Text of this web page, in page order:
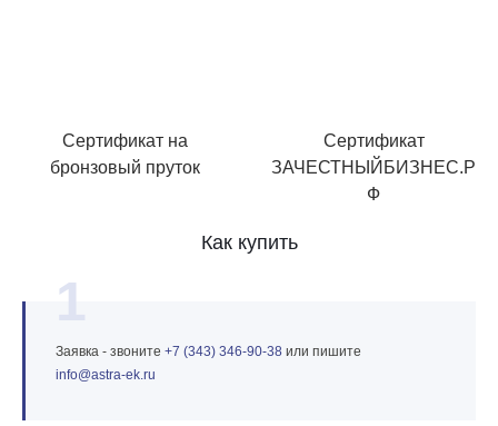
Сертификат на
бронзовый пруток
Сертификат
ЗАЧЕСТНЫЙБИЗНЕС.Р
Ф
Как купить
1
Заявка - звоните +7 (343) 346‑90‑38 или пишите
info@astra‑ek.ru